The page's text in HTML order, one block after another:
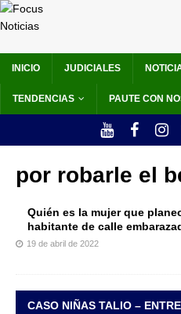
INICIO JUDICIALES
TENDENCIAS PAUTE CON
por robarle el
Quién es la mujer que
habitante de calle
19 de abril de 2022
CASO NIÑAS TALIO –